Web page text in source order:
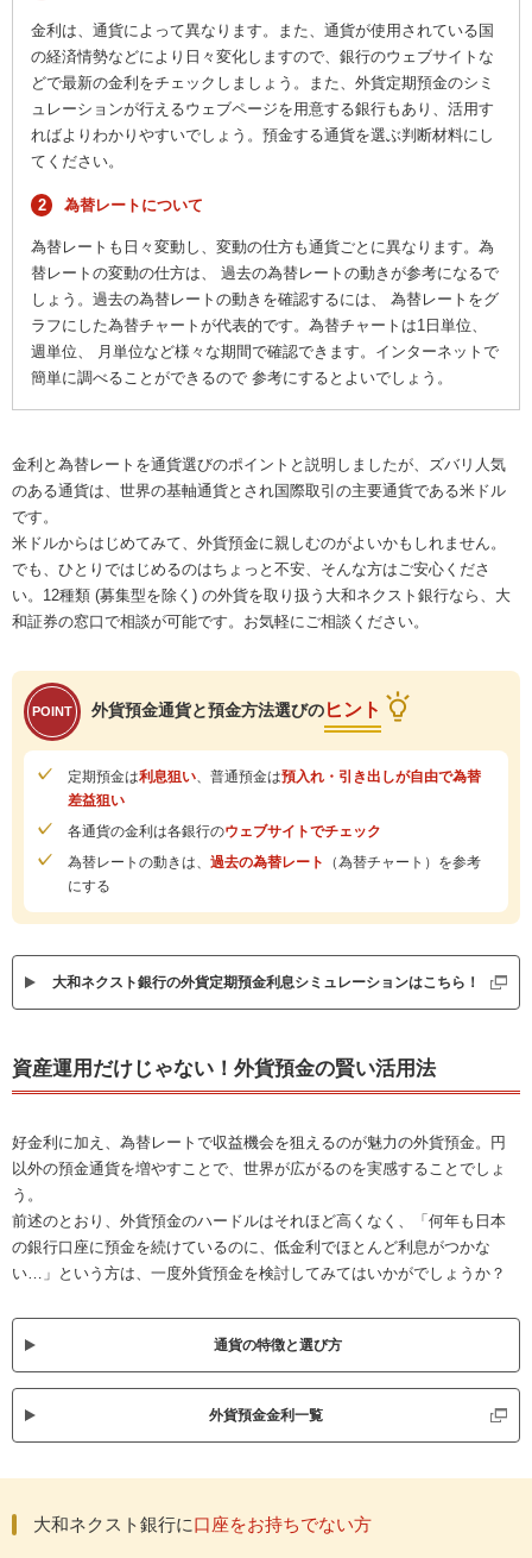
金利は、通貨によって異なります。また、通貨が使用されている国
の経済情勢などにより日々変化しますので、銀行のウェブサイトな
どで最新の金利をチェックしましょう。また、外貨定期預金のシミ
ュレーションが行えるウェブページを用意する銀行もあり、活用す
ればよりわかりやすいでしょう。預金する通貨を選ぶ判断材料にし
てください。
2 為替レートについて
為替レートも日々変動し、変動の仕方も通貨ごとに異なります。為
替レートの変動の仕方は、 過去の為替レートの動きが参考になるで
しょう。過去の為替レートの動きを確認するには、 為替レートをグ
ラフにした為替チャートが代表的です。為替チャートは1日単位、
週単位、 月単位など様々な期間で確認できます。インターネットで
簡単に調べることができるので 参考にするとよいでしょう。
金利と為替レートを通貨選びのポイントと説明しましたが、ズバリ人気
のある通貨は、世界の基軸通貨とされ国際取引の主要通貨である米ドル
です。
米ドルからはじめてみて、外貨預金に親しむのがよいかもしれません。
でも、ひとりではじめるのはちょっと不安、そんな方はご安心くださ
い。12種類 (募集型を除く) の外貨を取り扱う大和ネクスト銀行なら、大
和証券の窓口で相談が可能です。お気軽にご相談ください。
POINT 外貨預金通貨と預金方法選びのヒント
定期預金は利息狙い 、普通預金は預入れ・引き出しが自由で為替
差益狙い
各通貨の金利は各銀行のウェブサイトでチェック
為替レートの動きは、 過去の為替レート
（為替チャート）を参考
にする
大和ネクスト銀行の外貨定期預金利息シミュレーションはこちら！
資産運用だけじゃない！外貨預金の賢い活用法
好金利に加え、為替レートで収益機会を狙えるのが魅力の外貨預金。 円
以外の預金通貨を増やすことで、世界が広がるのを実感することでしょ
う。
前述のとおり、外貨預金のハードルはそれほど高くなく、
「何年も日本
の銀行口座に預金を続けているのに、低金利でほとんど利息がつかな
い…」という方は、一度外貨預金を検討してみてはいかがでしょうか？
通貨の特徴と選び方
外貨預金金利一覧
大和ネクスト銀行に口座をお持ちでない方